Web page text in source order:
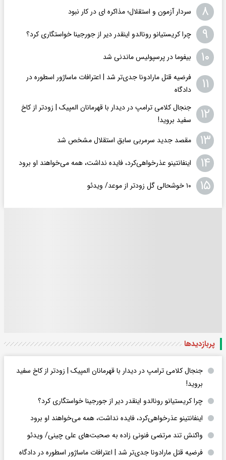
۸ سردار آزمون و استقلال؛ مذاکره ای در کار نبود
۹ چرا کریستیانو رونالدو اینقدر دیر از جورجینا خواستگاری کرد؟
۱۰ بیفوما در پرسپولیس ماندنی شد
۱۱
فرضیه قتل مارادونا جدی‌تر شد | اعترافات ماساژور اسطوره در
دادگاه
۱۲
جنجال کلامی ترامپ در دیدار با قهرمانان المپیک | زودتر از کاخ
سفید بروید!
۱۳ مقصد جدید سرمربی سابق استقلال مشخص شد
۱۴ اینفانتینو عذرخواهی‌کرد، فایده نداشت، همه می‌خواهند او برود
۱۵ ۱۰ خوشحالی گل زودتر از موعد/ ویدئو
پربازدید‌ها
جنجال کلامی ترامپ در دیدار با قهرمانان المپیک | زودتر از کاخ سفید
بروید!
چرا کریستیانو رونالدو اینقدر دیر از جورجینا خواستگاری کرد؟
اینفانتینو عذرخواهی‌کرد، فایده نداشت، همه می‌خواهند او برود
واکنش تند مرتضی فنونی زاده به صحبت‌های علی چینی/ ویدئو
فرضیه قتل مارادونا جدی‌تر شد | اعترافات ماساژور اسطوره در دادگاه